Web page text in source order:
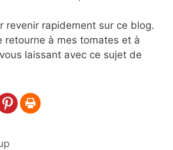
revenir rapidement sur ce blog.
retourne à mes tomates et à
laissant avec ce sujet de